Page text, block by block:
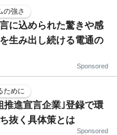
の強さ
に込められた驚きや感
生み出し続ける電通の
Sponsored
ために
推進宣言企業｣登録で環
抜く具体策とは
Sponsored